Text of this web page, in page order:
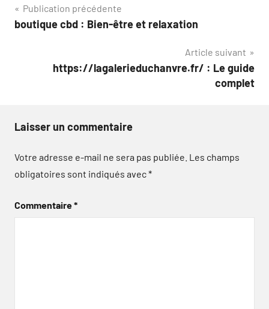
Navigation
de
Publication précédente
boutique cbd : Bien-être et relaxation
Article suivant
https://lagalerieduchanvre.fr/ : Le guide
complet
Laisser un commentaire
Votre adresse e-mail ne sera pas publiée. Les champs
obligatoires sont indiqués avec*
Commentaire*